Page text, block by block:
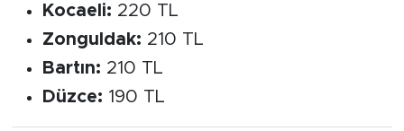
Kocaeli: 220 TL
Zonguldak: 210 TL
Bartın: 210 TL
Düzce: 190 TL